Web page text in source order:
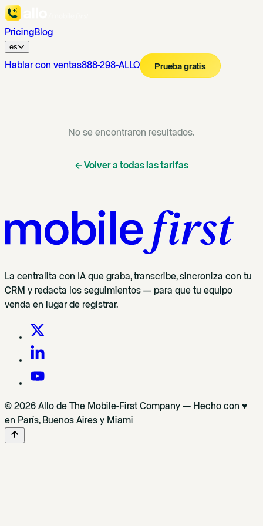
PricingBlog
es
Hablar con ventas888-298-ALLO Prueba gratis
No se encontraron resultados.
←Volver a todas las tarifas
La centralita con IA que graba, transcribe, sincroniza con tu
CRM y redacta los seguimientos — para que tu equipo
venda en lugar de registrar.
© 2026 Allo de The Mobile-First Company — Hecho con ♥
en París, Buenos Aires y Miami